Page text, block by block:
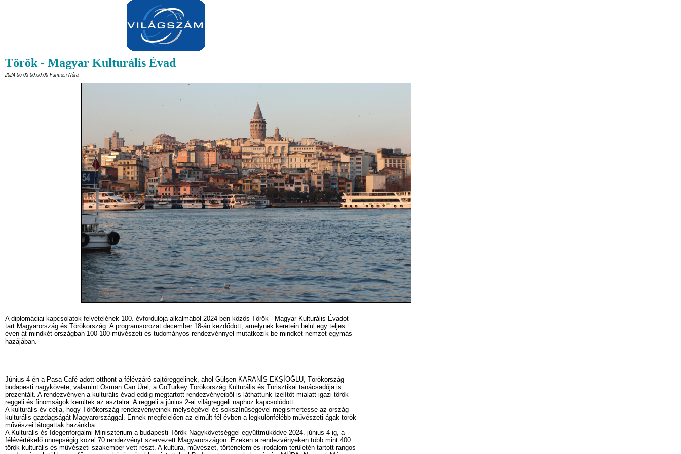
Török - Magyar Kulturális Évad
2024-06-05 00:00:00 Farmosi Nóra
A diplomáciai kapcsolatok felvételének 100. évfordulója alkalmából 2024-ben közös Török - Magyar Kulturális Évadot
tart Magyarország és Törökország. A programsorozat december 18-án kezdődött, amelynek keretein belül egy teljes
éven át mindkét országban 100-100 művészeti és tudományos rendezvénnyel mutatkozik be mindkét nemzet egymás
hazájában.
Június 4-én a Pasa Café adott otthont a félévzáró sajtóreggelinek, ahol Gülşen KARANİS EKŞİOĞLU, Törökország
budapesti nagykövete, valamint Osman Can Ürel, a GoTurkey Törökország Kulturális és Turisztikai tanácsadója is
prezentált. A rendezvényen a kulturális évad eddig megtartott rendezvényeiből is láthattunk ízelítőt mialatt igazi török
reggeli és finomságok kerültek az asztalra. A reggeli a június 2-ai világreggeli naphoz kapcsolódott.
A kulturális év célja, hogy Törökország rendezvényeinek mélységével és sokszínűségével megismertesse az ország
kulturális gazdagságát Magyarországgal. Ennek megfelelően az elmúlt fél évben a legkülönfélébb művészeti ágak török
művészei látogattak hazánkba.
A Kulturális és Idegenforgalmi Minisztérium a budapesti Török Nagykövetséggel együttműködve 2024. június 4-ig, a
félévértékelő ünnepségig közel 70 rendezvényt szervezett Magyarországon. Ezeken a rendezvényeken több mint 400
török kulturális és művészeti szakember vett részt. A kultúra, művészet, történelem és irodalom területén tartott rangos